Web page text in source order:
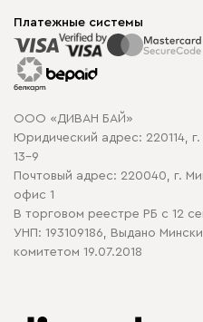
Способы оплаты
Рассрочка и кредит
Гарантия
Карта сайта
Политика конфиденциальности
Политика в отношении
Корпусная мебель
Распродажа мебели
Платежные системы
ООО «ДИВАН БАЙ»
Юридический адрес: 220114,
13-9
Почтовый адрес: 220040, г.
офис 1
В торговом реестре РБ с 12
УНП: 193109186, Выдано
комитетом 19.07.2018